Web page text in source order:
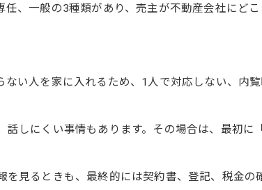
、一般の3種類があり、売主が不動産会社にどこ
い人を家に入れるため、1人で対応しない、内
しにくい事情もあります。その場合は、最初
見るときも、最終的には契約書、登記、税金